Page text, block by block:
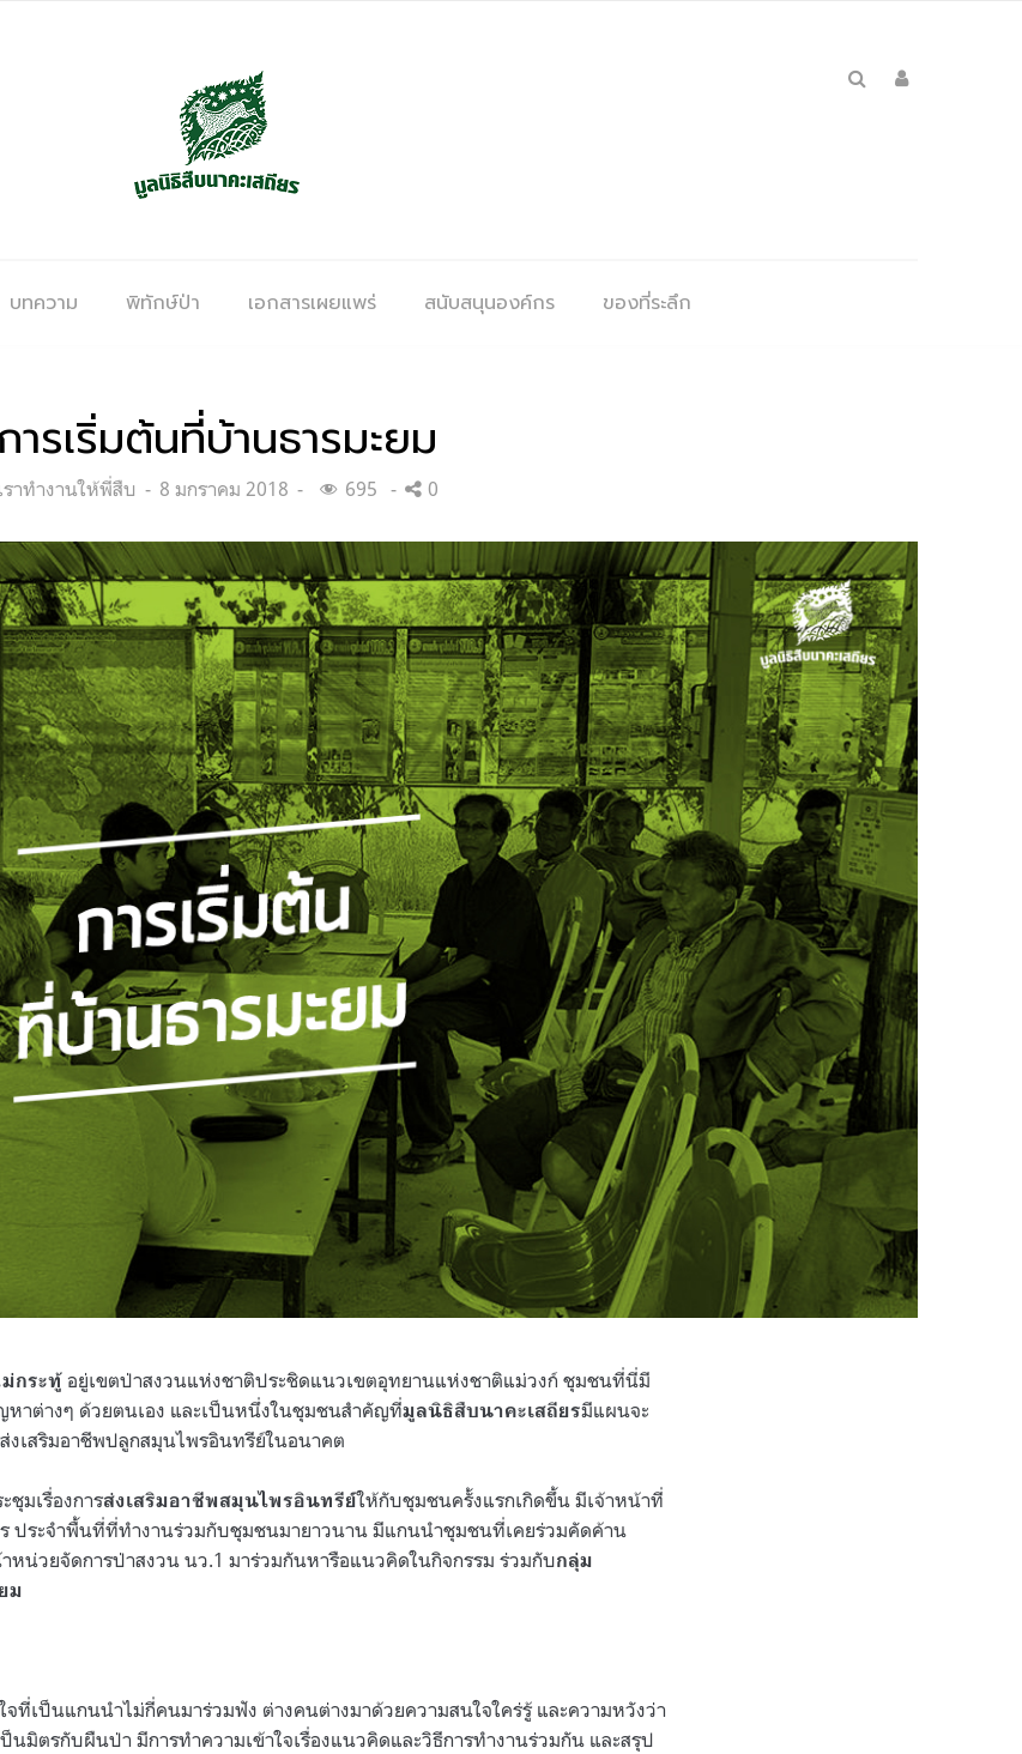
บทความ พิทักษ์ป่า เอกสารเผยแพร่ สนับสนุนองค์กร ของที่ระลึก
ารเริ่มต้นที่บ้านธารมะยม
ราทำงานให้พี่สืบ
Posted
8 มกราคม 2018 695 0
กระทู้ อยู่เขตป่าสงวนแห่งชาติประชิดแนวเขตอุทยานแห่งชาติแม่วงก์ ชุมชนที่นี่มี
หาต่างๆ ด้วยตนเอง และเป็นหนึ่งในชุมชนสำคัญที่มูลนิธิสืบนาคะเสถียรมีแผนจะ
งเสริมอาชีพปลูกสมุนไพรอินทรีย์ในอนาคต
มเรื่องการส่งเสริมอาชีพสมุนไพรอินทรีย์ให้กับชุมชนครั้งแรกเกิดขึ้น มีเจ้าหน้าที่
ประจำพื้นที่ที่ทำงานร่วมกับชุมชนมายาวนาน มีแกนนำชุมชนที่เคยร่วมคัดค้าน
หน่วยจัดการป่าสงวน นว.1 มาร่วมกันหารือแนวคิดในกิจกรรม ร่วมกับกลุ่ม
ม
ที่เป็นแกนนำไม่กี่คนมาร่วมฟัง ต่างคนต่างมาด้วยความสนใจใคร่รู้ และความหวังว่า
นมิตรกับผืนป่า มีการทำความเข้าใจเรื่องแนวคิดและวิธีการทำงานร่วมกัน และสรุป